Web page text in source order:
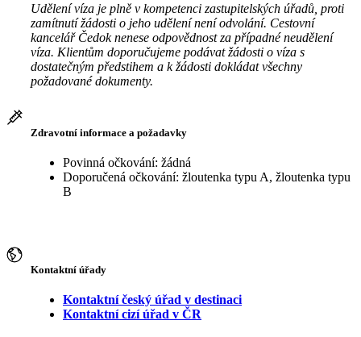
Udělení víza je plně v kompetenci zastupitelských úřadů, proti
zamítnutí žádosti o jeho udělení není odvolání. Cestovní
kancelář Čedok nenese odpovědnost za případné neudělení
víza. Klientům doporučujeme podávat žádosti o víza s
dostatečným předstihem a k žádosti dokládat všechny
požadované dokumenty.
Zdravotní informace a požadavky
Povinná očkování: žádná
Doporučená očkování: žloutenka typu A, žloutenka typu
B
Kontaktní úřady
Kontaktní český úřad v destinaci
Kontaktní cizí úřad v ČR